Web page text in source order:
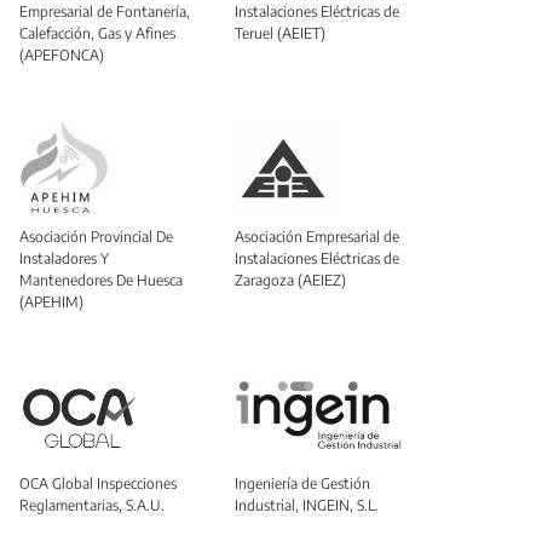
Empresarial de Fontanería,
Calefacción, Gas y Afines
(APEFONCA)
Instalaciones Eléctricas de
Teruel (AEIET)
Asociación Provincial De
Instaladores Y
Mantenedores De Huesca
(APEHIM)
Asociación Empresarial de
Instalaciones Eléctricas de
Zaragoza (AEIEZ)
OCA Global Inspecciones
Reglamentarias, S.A.U.
Ingeniería de Gestión
Industrial, INGEIN, S.L.